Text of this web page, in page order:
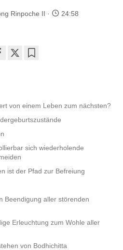
Rinpoche II 24:58
von einem Leben zum nächsten?
sich wiederholende
ist der Pfad zur Befreiung
Beendigung aller störenden
Erleuchtung zum Wohle aller
von Bodhichitta